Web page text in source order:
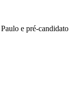
e pré-